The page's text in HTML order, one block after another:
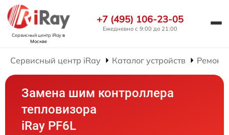
Сервисный центр iRayв
Москве
+7 (495) 106-23-05
Ежедневно с 9:00 до 21:00
Сервисный центр iRay Каталог устройств Ремонт
Замена шим контроллера
тепловизора
iRay PF6L